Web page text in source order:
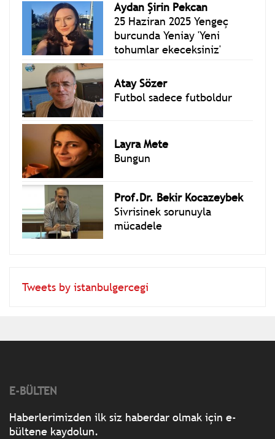
Aydan Şirin Pekcan
25 Haziran 2025 Yengeç
burcunda Yeniay 'Yeni
tohumlar ekeceksiniz'
Atay Sözer
Futbol sadece futboldur
Layra Mete
Bungun
Prof.Dr. Bekir Kocazeybek
Sivrisinek sorunuyla
mücadele
Tweets by istanbulgercegi
E-BÜLTEN
Haberlerimizden ilk siz haberdar olmak için e-
bültene kaydolun.